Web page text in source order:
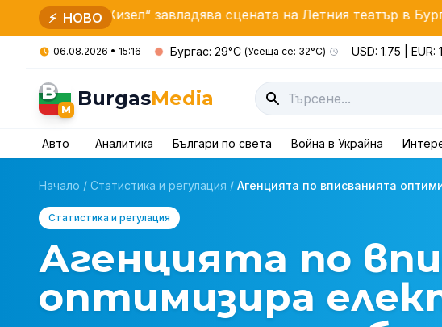
⚡ НОВО
„Жизел“ завладява сцената на Летния театър в Бургас на 7
06.08.2026 • 15:16 Бургас: 29°C (Усеща се: 32°C) USD: 1.75 | EUR:
B
M BurgasMedia
Авто Аналитика Българи по света Война в Украйна
Начало / Статистика и регулация / Агенцията по вписванията
Статистика и регулация
Агенцията по
оптимизира